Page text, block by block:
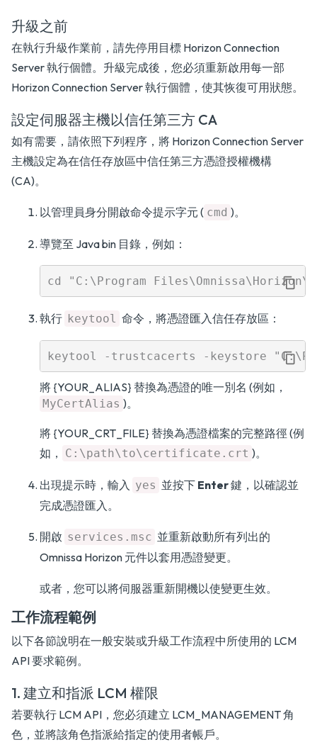
升級之前
在執行升級作業前，請先停用目標 Horizon Connection
Server 執行個體。升級完成後，您必須重新啟用每一部
Horizon Connection Server 執行個體，使其恢復可用狀態。
設定伺服器主機以信任第三方 CA
如有需要，請依照下列程序，將 Horizon Connection Server
主機設定為在信任存放區中信任第三方憑證授權機構
(CA)。
以管理員身分開啟命令提示字元 ( cmd )。
導覽至 Java bin 目錄，例如：
執行 keytool 命令，將憑證匯入信任存放區：
將 {YOUR_ALIAS} 替換為憑證的唯一別名 (例如，
MyCertAlias )。
將 {YOUR_CRT_FILE} 替換為憑證檔案的完整路徑 (例
如，
C:\path\to\certificate.crt )。
出現提示時，輸入 yes 並按下 Enter鍵，以確認並
完成憑證匯入。
開啟 services.msc 並重新啟動所有列出的
Omnissa Horizon 元件以套用憑證變更。
或者，您可以將伺服器重新開機以使變更生效。
工作流程範例
以下各節說明在一般安裝或升級工作流程中所使用的 LCM
API 要求範例。
1. 建立和指派 LCM 權限
若要執行 LCM API，您必須建立 LCM_MANAGEMENT 角
色，並將該角色指派給指定的使用者帳戶。